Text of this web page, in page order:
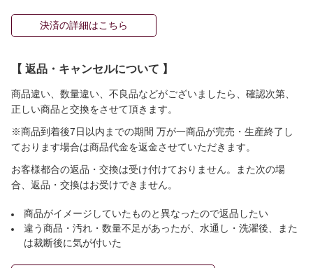
決済の詳細はこちら
【 返品・キャンセルについて 】
商品違い、数量違い、不良品などがございましたら、確認次第、
正しい商品と交換をさせて頂きます。
※商品到着後7日以内までの期間 万が一商品が完売・生産終了し
ております場合は商品代金を返金させていただきます。
お客様都合の返品・交換は受け付けておりません。また次の場
合、返品・交換はお受けできません。
商品がイメージしていたものと異なったので返品したい
違う商品・汚れ・数量不足があったが、水通し・洗濯後、また
は裁断後に気が付いた